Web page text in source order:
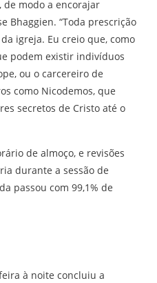
de modo a encorajar
Bhaggien. “Toda prescrição
igreja. Eu creio que, como
podem existir indivíduos
ou o carcereiro de
como Nicodemos, que
secretos de Cristo até o
de almoço, e revisões
durante a sessão de
passou com 99,1% de
à noite concluiu a